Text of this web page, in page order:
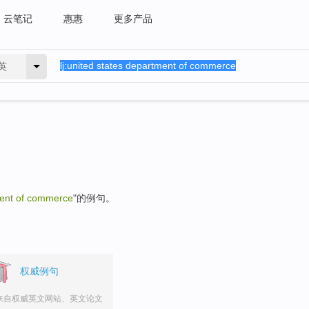
云笔记 惠惠 更多产品
of commerce"的例句。
权威例句
自权威英文网站、英文论文